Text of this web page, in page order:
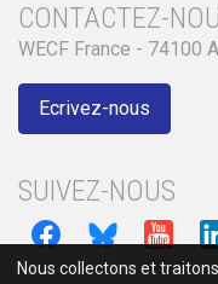
CONTACTEZ-
WECF France - 74100
Ecrivez-nous
SUIVEZ-NOUS
Nous collectons et